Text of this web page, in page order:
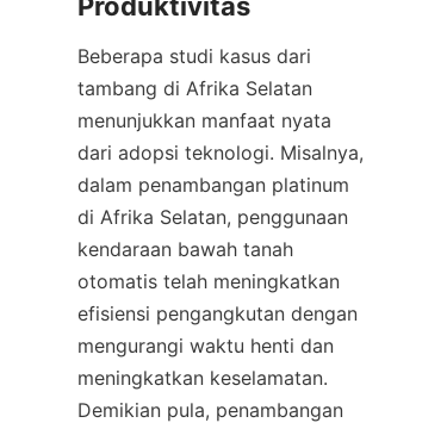
Beberapa studi kasus dari
tambang di Afrika Selatan
menunjukkan manfaat nyata
dari adopsi teknologi. Misalnya,
dalam penambangan platinum
di Afrika Selatan, penggunaan
kendaraan bawah tanah
otomatis telah meningkatkan
efisiensi pengangkutan dengan
mengurangi waktu henti dan
meningkatkan keselamatan.
Demikian pula, penambangan